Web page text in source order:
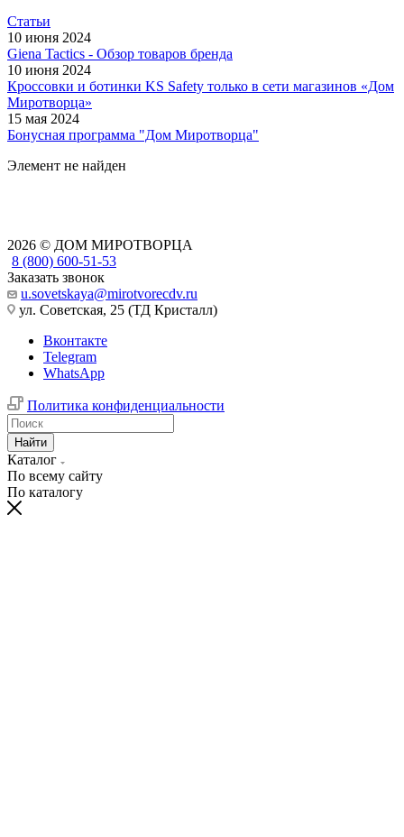
Статьи
10 июня 2024
Giena Tactics - Обзор товаров бренда
10 июня 2024
Кроссовки и ботинки KS Safety только в сети магазинов «Дом
Миротворца»
15 мая 2024
Бонусная программа "Дом Миротворца"
Элемент не найден
2026 © ДОМ МИРОТВОРЦА
8 (800) 600-51-53
Заказать звонок
u.sovetskaya@mirotvorecdv.ru
ул. Советская, 25 (ТД Кристалл)
Вконтакте
Telegram
WhatsApp
Политика конфиденциальности
Найти
Каталог
По всему сайту
По каталогу